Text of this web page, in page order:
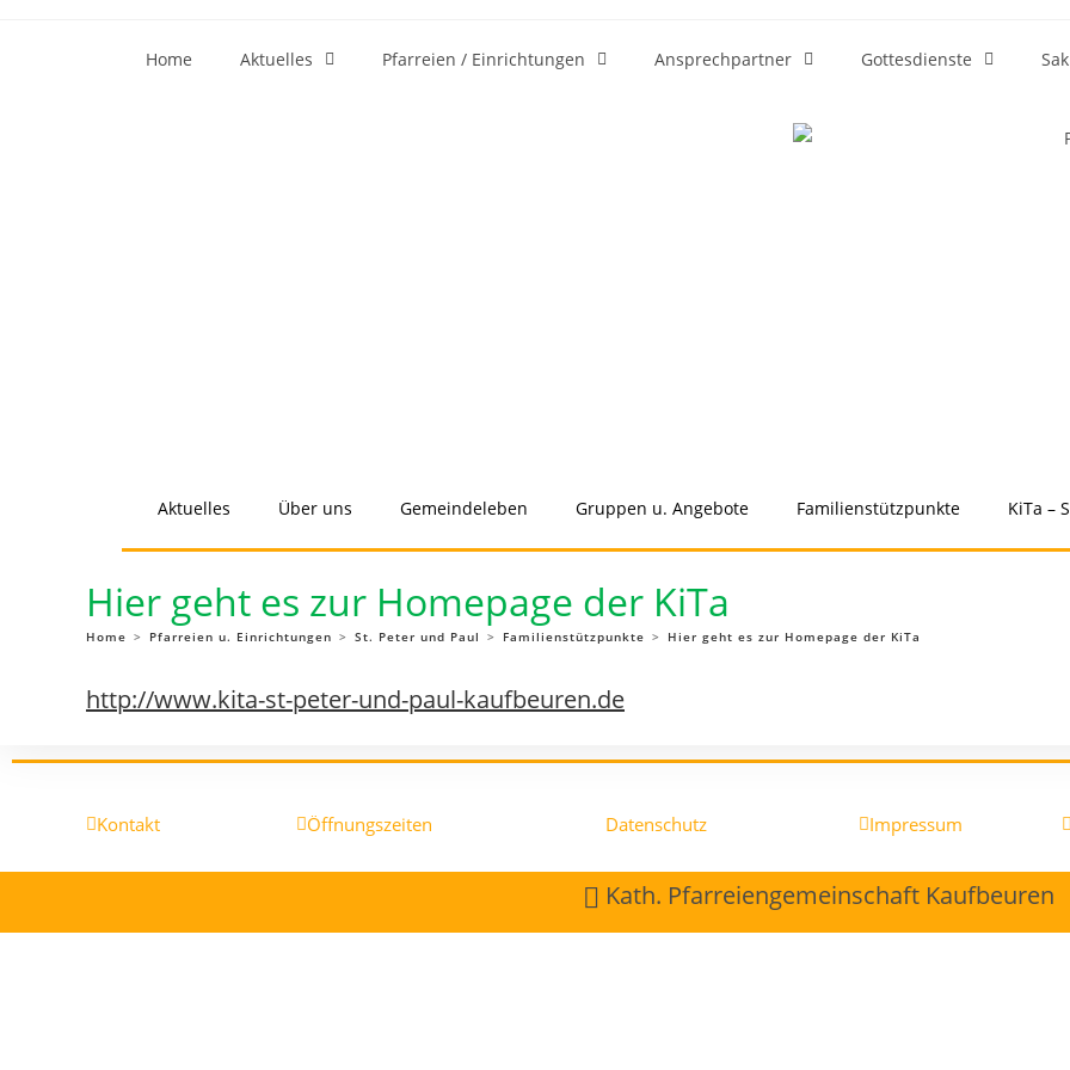
Home Aktuelles Pfarreien / Einrichtungen Ansprechpartner Gottesdienste
Aktuelles Über uns Gemeindeleben Gruppen u. Angebote Familienstützpunkte KiTa –
Hier geht es zur Homepage der KiTa
Home > Pfarreien u. Einrichtungen > St. Peter und Paul > Familienstützpunkte > Hier geht es zur Homepage der KiTa
http://www.kita-st-peter-und-paul-kaufbeuren.de
Kontakt Öffnungszeiten Datenschutz Impressum
Kath. Pfarreiengemeinschaft Kaufbeuren